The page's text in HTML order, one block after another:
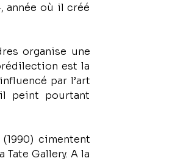
année où il créé
organise une
est la
par l’art
peint pourtant
cimentent
Gallery. A la